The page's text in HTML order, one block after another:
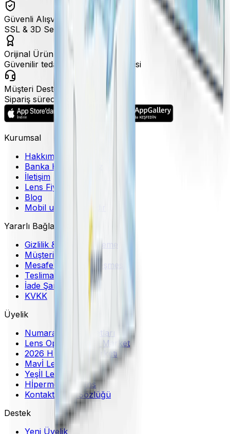
Güvenli Alışveriş
SSL & 3D Secure ile ödeme
Orijinal Ürün
Güvenilir tedarik ve marka garantisi
Müşteri Desteği
Sipariş sürecinde hızlı destek
Kurumsal
Hakkımızda
Banka Hesaplarımız
İletişim
Lens Fiyatları
Blog
Mobil uygulama indir
Yararlı Bağlantılar
Gizlilik & Güvenli Ödeme
Müşteri Hizmetleri
Mesafeli Satış Sözleşmesi
Teslimat Bilgileri
İade Şartları
KVKK
Üyelik
Numaralı Lens Fiyatları
Lens Optikal Online Market
2026 Hızlı Lens Marketi
Mavİ Lens
Yeşİl Lens
Hİpermetrop Lens
Kontakt Lens Sözlüğü
Destek
Yeni Üyelik